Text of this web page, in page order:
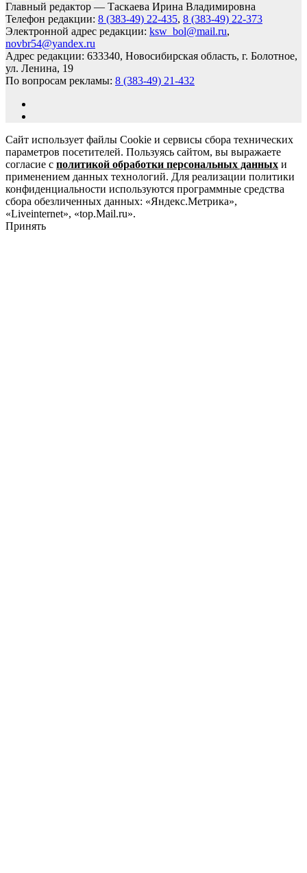
Главный редактор — Таскаева Ирина Владимировна
Телефон редакции: 8 (383-49) 22-435, 8 (383-49) 22-373
Электронной адрес редакции: ksw_bol@mail.ru,
novbr54@yandex.ru
Адрес редакции: 633340, Новосибирская область, г. Болотное,
ул. Ленина, 19
По вопросам рекламы: 8 (383-49) 21-432
Сайт использует файлы Cookie и сервисы сбора технических
параметров посетителей. Пользуясь сайтом, вы выражаете
согласие с политикой обработки персональных данных и
применением данных технологий. Для реализации политики
конфиденциальности используются программные средства
сбора обезличенных данных: «Яндекс.Метрика»,
«Liveinternet», «top.Mail.ru».
Принять